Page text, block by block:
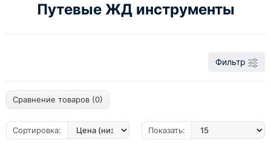
Путевые ЖД инструменты
Фильтр
Сравнение товаров (0)
Сортировка: Показать: